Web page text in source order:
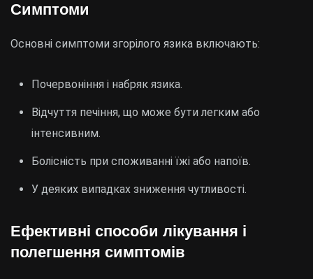
Симптоми
Основні симптоми згорілого язика включають:
Почервоніння і набряк язика.
Відчуття печіння, що може бути легким або
інтенсивним.
Болісність при споживанні їжі або напоїв.
У деяких випадках зниження чутливості.
Ефективні способи лікування і
полегшення симптомів